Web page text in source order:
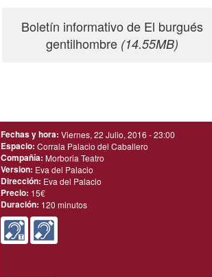
Boletín informativo de El burgués
gentilhombre (14.55MB)
Fechas y hora: Viernes, 22 Julio, 2016 - 23:00
Espacio: Corrala Palacio del Caballero
Compañía: Morboria Teatro
Version: Eva del Palacio
Dirección: Eva del Palacio
Precio: 15€
Duración: 120 minutos